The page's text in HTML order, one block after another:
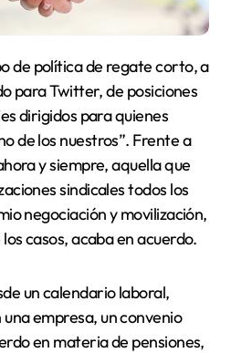
para Twitter, de posiciones
dirigidos para quienes
de los nuestros”. Frente a
y siempre, aquella que
sindicales todos los
negociación y movilización,
casos, acaba en acuerdo.
un calendario laboral,
empresa, un convenio
en materia de pensiones,